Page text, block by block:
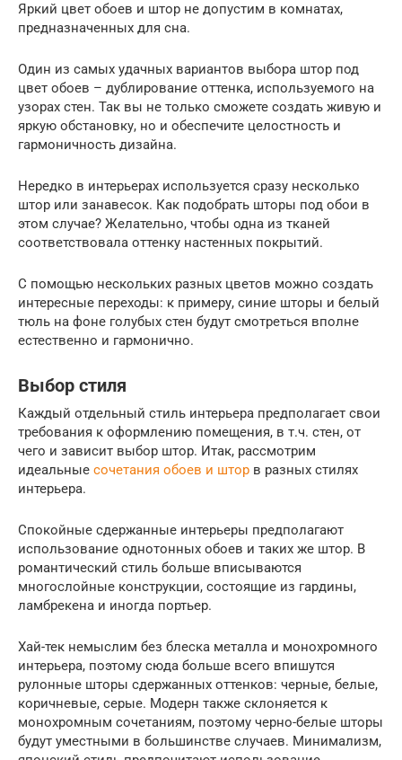
Яркий цвет обоев и штор не допустим в комнатах,
предназначенных для сна.
Один из самых удачных вариантов выбора штор под
цвет обоев – дублирование оттенка, используемого на
узорах стен. Так вы не только сможете создать живую и
яркую обстановку, но и обеспечите целостность и
гармоничность дизайна.
Нередко в интерьерах используется сразу несколько
штор или занавесок. Как подобрать шторы под обои в
этом случае? Желательно, чтобы одна из тканей
соответствовала оттенку настенных покрытий.
С помощью нескольких разных цветов можно создать
интересные переходы: к примеру, синие шторы и белый
тюль на фоне голубых стен будут смотреться вполне
естественно и гармонично.
Выбор стиля
Каждый отдельный стиль интерьера предполагает свои
требования к оформлению помещения, в т.ч. стен, от
чего и зависит выбор штор. Итак, рассмотрим
идеальные сочетания обоев и штор в разных стилях
интерьера.
Спокойные сдержанные интерьеры предполагают
использование однотонных обоев и таких же штор. В
романтический стиль больше вписываются
многослойные конструкции, состоящие из гардины,
ламбрекена и иногда портьер.
Хай-тек немыслим без блеска металла и монохромного
интерьера, поэтому сюда больше всего впишутся
рулонные шторы сдержанных оттенков: черные, белые,
коричневые, серые. Модерн также склоняется к
монохромным сочетаниям, поэтому черно-белые шторы
будут уместными в большинстве случаев. Минимализм,